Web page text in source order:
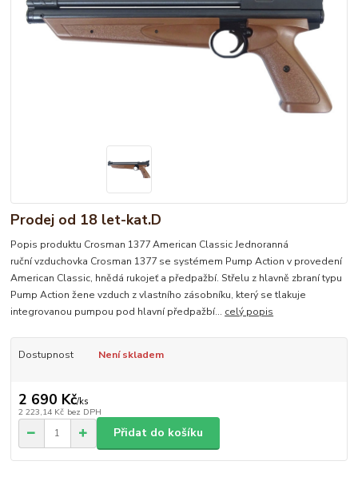
Prodej od 18 let-kat.D
Popis produktu Crosman 1377 American Classic Jednoranná
ruční vzduchovka Crosman 1377 se systémem Pump Action v provedení
American Classic, hnědá rukojeť a předpažbí. Střelu z hlavně zbraní typu
Pump Action žene vzduch z vlastního zásobníku, který se tlakuje
integrovanou pumpou pod hlavní předpažbí... celý popis
Dostupnost Není skladem
2 690 Kč/ks
2 223,14 Kč bez DPH
Přidat do košíku